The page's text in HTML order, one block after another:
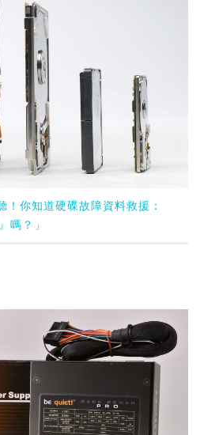
！你知道硬碟故障資料救援：
嗎？」